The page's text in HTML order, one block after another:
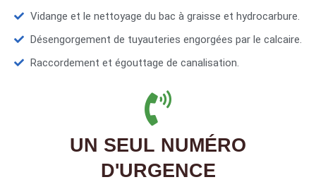
Vidange et le nettoyage du bac à graisse et hydrocarbure.
Désengorgement de tuyauteries engorgées par le calcaire.
Raccordement et égouttage de canalisation.
UN SEUL NUMÉRO
D'URGENCE